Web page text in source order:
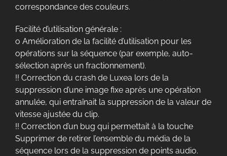
correspondance des couleurs.
Facilité d’utilisation générale :
o Amélioration de la facilité d’utilisation pour les
opérations sur la séquence (par exemple, auto-
sélection après un fractionnement).
!! Correction du crash de Luxea lors de la
suppression d’une image fixe après une opération
annulée, qui entraînait la suppression de la valeur de
vitesse ajustée du clip.
!! Correction d’un bug qui permettait à la touche
Supprimer de retirer l’ensemble du média de la
séquence lors de la suppression de points audio.